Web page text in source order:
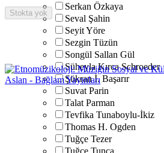
Serkan Özkaya
Seval Şahin
Seyit Yöre
Sezgin Tüzün
Songül Sallan Gül
Süheyla Kırca Schroeder
Şükran İ. Başarır
Suvat Parin
Talat Parman
Tevfika Tunaboylu-İkiz
Thomas H. Ogden
Tuğçe Tezer
Tuğçe Tunca
Stokta yok